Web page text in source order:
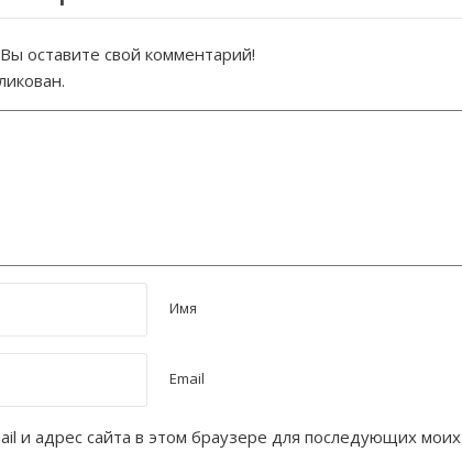
оставите свой комментарий!
Имя
Email
и адрес сайта в этом браузере для последующих моих